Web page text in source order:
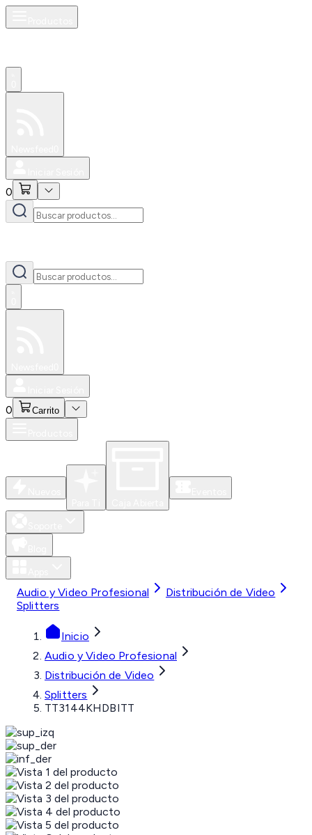
0
0 Carrito
Audio y Video Profesional
Distribución de Video
Splitters
Inicio
Audio y Video Profesional
Distribución de Video
Splitters
TT3144KHDBITT